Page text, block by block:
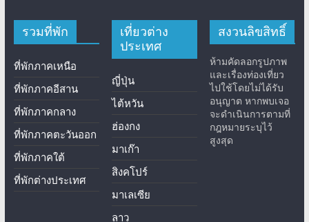
รวมที่พัก
ที่พักภาคเหนือ
ที่พักภาคอีสาน
ที่พักภาคกลาง
ที่พักภาคตะวันออก
ที่พักภาคใต้
ที่พักต่างประเทศ
เที่ยวต่าง
ประเทศ
ญี่ปุ่น
ไต้หวัน
ฮ่องกง
มาเก๊า
สิงคโปร์
มาเลเซีย
ลาว
สงวนลิขสิทธิ์
ห้ามคัดลอกรูปภาพ
และเรื่องท่องเที่ยว
ไปใช้โดยไม่ได้รับ
อนุญาต หากพบเจอ
จะดำเนินการตามที่
กฎหมายระบุไว้
สูงสุด